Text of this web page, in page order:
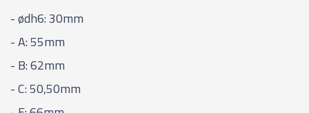
- ødh6: 30mm
- A: 55mm
- B: 62mm
- C: 50,50mm